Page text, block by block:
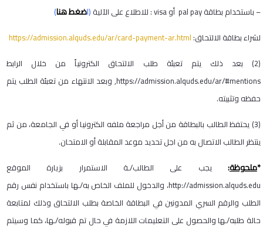
– باستخدام بطاقةpal pay أوvisa: للاطلاع على الآلية (اضغطهنا)
لشراء بطاقة الالتحاق:https://admission.alquds.edu/ar/card-payment-ar.html
(2) بعد ذلك يتم تعبئة طلب الالتحاق الكترونياً من خلال الرابط
https://admission.alquds.edu/ar/#mentions, وبعد الانتهاء من تعبئة الطلب يتم
حفظه وتثبيته.
(3) يحتفظ الطالب بالبطاقة من أجل مراجعة ملفه الكترونيا أو في الجامعة، من ثم
ينتظر الطالب الاتصال به من اجل تحديد موعد المقابلة أو الامتحان.
*ملحوظة:يجب على الطالب/ـة الاستمرار بزيارة الموقع
http://admission.alquds.edu، والدخول للملف الخاص به/ـها باستخدام نفس رقم
الطلب والرقم السري المدونين في البطاقة الخاصة بطلب الالتحاق وذلك لمتابعة
حالة طلبه/ـها والحصول على التعليمات اللازمة في حال تم قبوله/ـها، كما وسيتم